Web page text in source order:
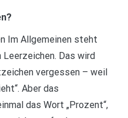
Im Allgemeinen steht
Leerzeichen. Das wird
vergessen – weil
Aber das
das Wort „Prozent“,